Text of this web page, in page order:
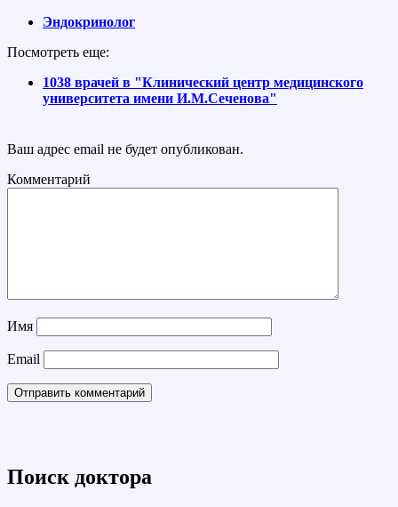
Эндокринолог
Посмотреть еще:
1038 врачей в "Клинический центр медицинского
университета имени И.М.Сеченова"
Ваш адрес email не будет опубликован.
Комментарий
Имя
Email
Поиск доктора